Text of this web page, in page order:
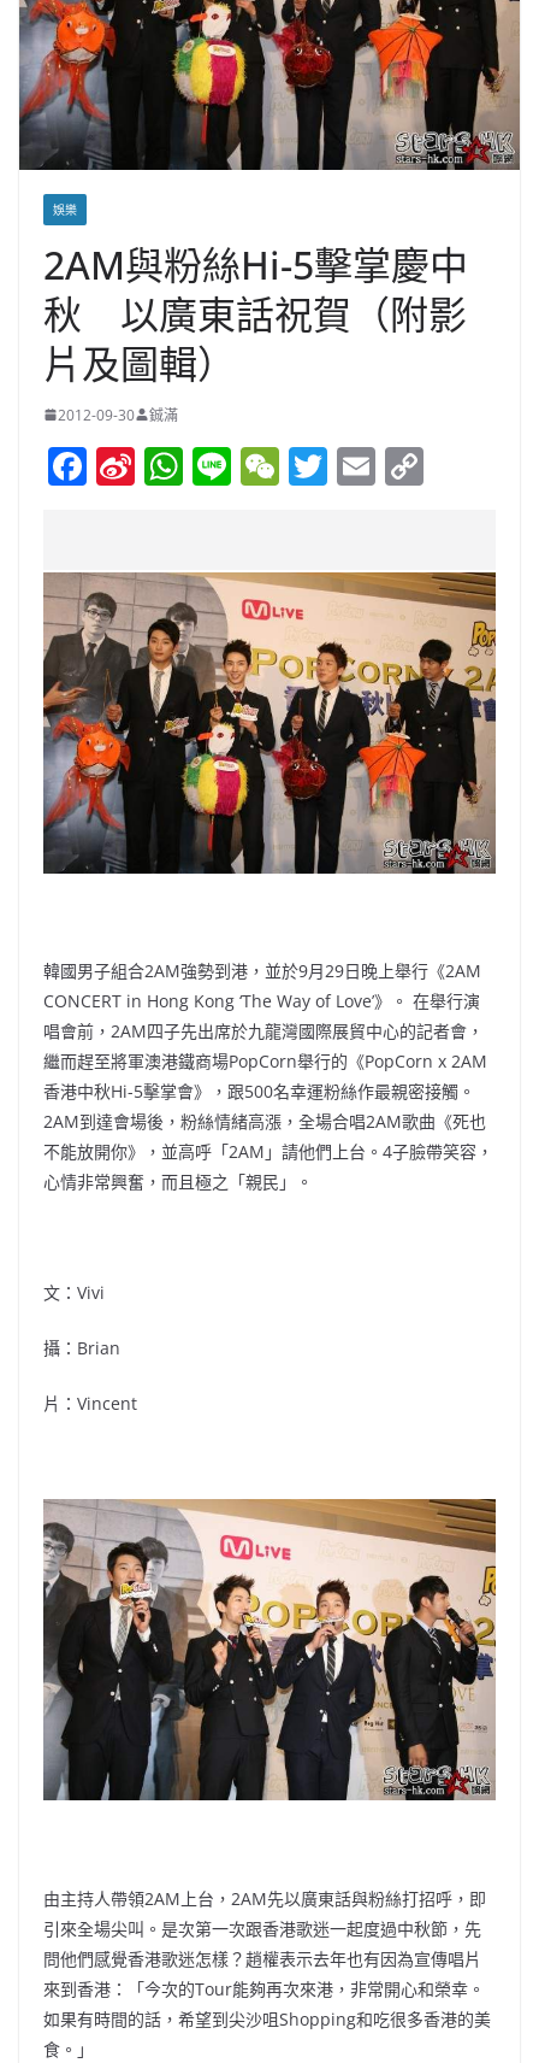
娛樂
2AM與粉絲Hi-5擊掌慶中
秋 以廣東話祝賀（附影
片及圖輯）
2012-09-30 鋮滿
F
e
b
o
o
k
Si
W
ei
b
o
W
s
A
p
p
Li W
h
at
T
er
E
l y
Li
n
k
韓國男子組合2AM強勢到港，並於9月29日晚上舉行《2AM
CONCERT in Hong Kong ‘The Way of Love’》。 在舉行演
唱會前，2AM四子先出席於九龍灣國際展貿中心的記者會，
繼而趕至將軍澳港鐵商場PopCorn舉行的《PopCorn x 2AM
香港中秋Hi-5擊掌會》，跟500名幸運粉絲作最親密接觸。
2AM到達會場後，粉絲情緒高漲，全場合唱2AM歌曲《死也
不能放開你》，並高呼「2AM」請他們上台。4子臉帶笑容，
心情非常興奮，而且極之「親民」。
文：Vivi
攝：Brian
片：Vincent
由主持人帶領2AM上台，2AM先以廣東話與粉絲打招呼，即
引來全場尖叫。是次第一次跟香港歌迷一起度過中秋節，先
問他們感覺香港歌迷怎樣？趙權表示去年也有因為宣傳唱片
來到香港：「今次的Tour能夠再次來港，非常開心和榮幸。
如果有時間的話，希望到尖沙咀Shopping和吃很多香港的美
食。」